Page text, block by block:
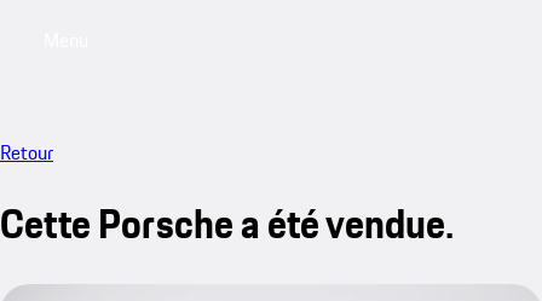
Retour
Cette Porsche a été vendue.